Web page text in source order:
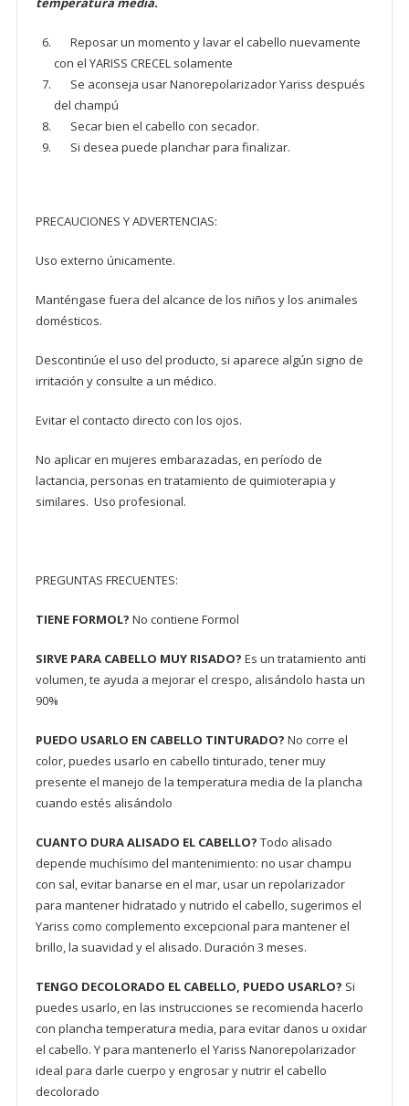
Reposar un momento y lavar el cabello nuevamente
con el YARISS CRECEL solamente
Se aconseja usar Nanorepolarizador Yariss después
del champú
Secar bien el cabello con secador.
Si desea puede planchar para finalizar.
PRECAUCIONES Y ADVERTENCIAS:
Uso externo únicamente.
Manténgase fuera del alcance de los niños y los animales
domésticos.
Descontinúe el uso del producto, si aparece algún signo de
irritación y consulte a un médico.
Evitar el contacto directo con los ojos.
No aplicar en mujeres embarazadas, en período de
lactancia, personas en tratamiento de quimioterapia y
similares. Uso profesional.
PREGUNTAS FRECUENTES:
TIENE FORMOL? No contiene Formol
SIRVE PARA CABELLO MUY RISADO? Es un tratamiento anti
volumen, te ayuda a mejorar el crespo, alisándolo hasta un
90%
PUEDO USARLO EN CABELLO TINTURADO? No corre el
color, puedes usarlo en cabello tinturado, tener muy
presente el manejo de la temperatura media de la plancha
cuando estés alisándolo
CUANTO DURA ALISADO EL CABELLO? Todo alisado
depende muchísimo del mantenimiento: no usar champu
con sal, evitar banarse en el mar, usar un repolarizador
para mantener hidratado y nutrido el cabello, sugerimos el
Yariss como complemento excepcional para mantener el
brillo, la suavidad y el alisado. Duración 3 meses.
TENGO DECOLORADO EL CABELLO, PUEDO USARLO? Si
puedes usarlo, en las instrucciones se recomienda hacerlo
con plancha temperatura media, para evitar danos u oxidar
el cabello. Y para mantenerlo el Yariss Nanorepolarizador
ideal para darle cuerpo y engrosar y nutrir el cabello
decolorado